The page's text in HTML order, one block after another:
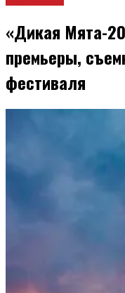
«Дикая Мята-
премьеры,
фестиваля